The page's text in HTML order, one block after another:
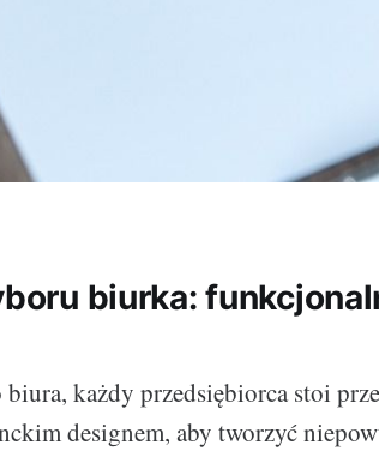
biurka:
każdy przedsiębiorca stoi
designem, aby tworzyć